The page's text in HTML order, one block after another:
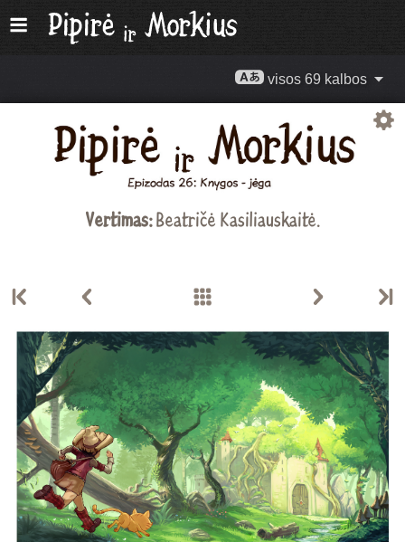
visos 69 kalbos
Vertimas:Beatričė Kasiliauskaitė.